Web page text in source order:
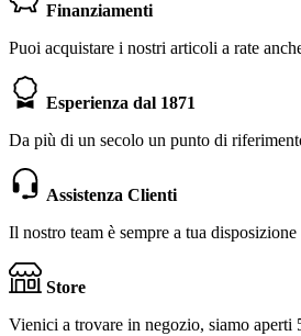
Finanziamenti
Puoi acquistare i nostri articoli a rate
Esperienza dal 1871
Da più di un secolo un punto di
Assistenza Clienti
Il nostro team è sempre a tua disposizione
Store
Vienici a trovare in negozio, siamo aperti